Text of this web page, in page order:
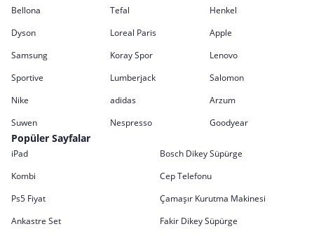
Bellona
Tefal
Henkel
Dyson
Loreal Paris
Apple
Samsung
Koray Spor
Lenovo
Sportive
Lumberjack
Salomon
Nike
adidas
Arzum
Suwen
Nespresso Goodyear
Popüler Sayfalar
iPad
Bosch Dikey Süpürge
Kombi
Cep Telefonu
Ps5 Fiyat
Çamaşır Kurutma Makinesi
Ankastre Set
Fakir Dikey Süpürge